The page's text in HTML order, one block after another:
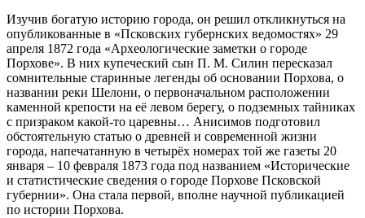
Изучив богатую историю города, он решил откликнуться на
опубликованные в «Псковских губернских ведомостях» 29
апреля 1872 года «Археологические заметки о городе
Порхове». В них купеческий сын П. М. Силин пересказал
сомнительные старинные легенды об основании Порхова, о
названии реки Шелони, о первоначальном расположении
каменной крепости на её левом берегу, о подземных тайниках
с призраком какой-то царевны… Анисимов подготовил
обстоятельную статью о древней и современной жизни
города, напечатанную в четырёх номерах той же газеты 20
января – 10 февраля 1873 года под названием «Исторические
и статистические сведения о городе Порхове Псковской
губернии». Она стала первой, вполне научной публикацией
по истории Порхова.